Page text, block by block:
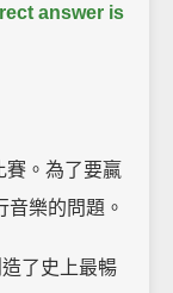
answer is
賽。為了要贏
樂的問題。
了史上最暢